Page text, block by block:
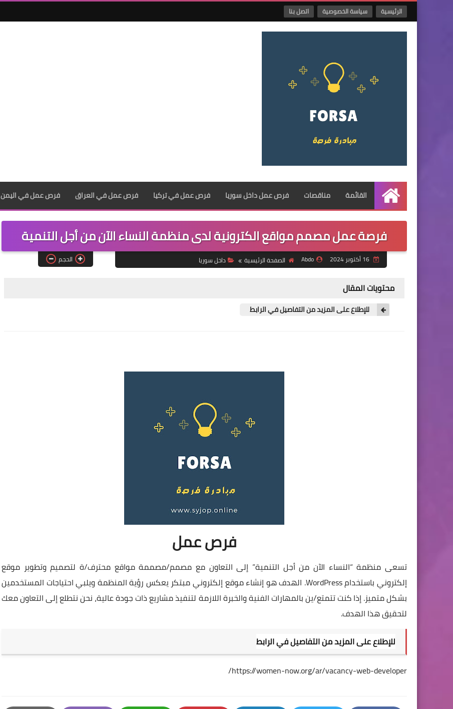
الرئيسية سياسة الخصوصية اتصل بنا
الرئيسية
القائمة مناقصات فرص عمل داخل سوريا فرص عمل في تركيا فرص عمل في العراق فرص عمل في اليمن
فرصة عمل مصمم مواقع الكترونية لدى منظمة النساء الآن من أجل التنمية
16 أكتوبر 2024 Abdo الصفحة الرئيسية داخل سوريا الحجم
محتويات المقال
للإطلاع على المزيد من التفاصيل في الرابط
فرص عمل
تسعى منظمة “النساء الآن من أجل التنمية” إلى التعاون مع مصمم/مصممة مواقع محترف/ة لتصميم وتطوير موقع
إلكتروني باستخدام WordPress. الهدف هو إنشاء موقع إلكتروني مبتكر يعكس رؤية المنظمة ويلبي احتياجات المستخدمين
بشكل متميز. إذا كنت تتمتع/ين بالمهارات الفنية والخبرة اللازمة لتنفيذ مشاريع ذات جودة عالية، نحن نتطلع إلى التعاون معك
لتحقيق هذا الهدف.
للإطلاع على المزيد من التفاصيل في الرابط
https://women-now.org/ar/vacancy-web-developer/